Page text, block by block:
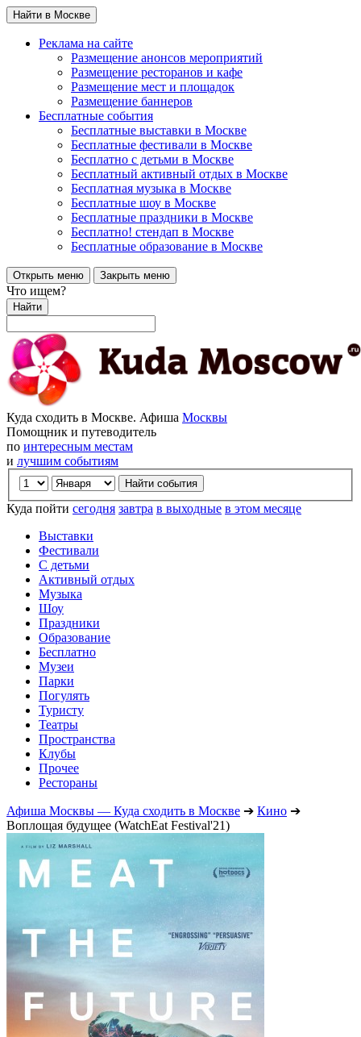
Найти в Москве
Реклама на сайте
Размещение анонсов мероприятий
Размещение ресторанов и кафе
Размещение мест и площадок
Размещение баннеров
Бесплатные события
Бесплатные выставки в Москве
Бесплатные фестивали в Москве
Бесплатно с детьми в Москве
Бесплатный активный отдых в Москве
Бесплатная музыка в Москве
Бесплатные шоу в Москве
Бесплатные праздники в Москве
Бесплатно! стендап в Москве
Бесплатные образование в Москве
Открыть меню Закрыть меню
Что ищем?
Найти
Куда сходить в Москве. Афиша Москвы
Помощник и путеводитель
по интересным местам
и лучшим событиям
Куда пойти сегодня завтра в выходные в этом месяце
Выставки
Фестивали
С детьми
Активный отдых
Музыка
Шоу
Праздники
Образование
Бесплатно
Музеи
Парки
Погулять
Туристу
Театры
Пространства
Клубы
Прочее
Рестораны
Афиша Москвы — Куда сходить в Москве ➔ Кино ➔
Воплощая будущее (WatchEat Festival'21)